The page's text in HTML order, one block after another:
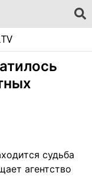
судьба
агентство